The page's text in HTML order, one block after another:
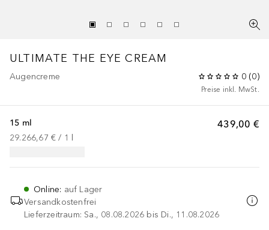
ULTIMATE THE EYE CREAM
Augencreme 0 (0)
Preise inkl. MwSt.
439,00 €
15 ml
29.266,67 € / 1
Online: auf Lager
Versandkostenfrei
Lieferzeitraum: Sa., 08.08.2026 bis Di., 11.08.2026